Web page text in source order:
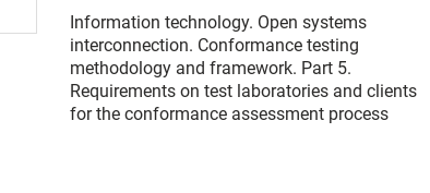
Information technology. Open systems
interconnection. Conformance testing
methodology and framework. Part 5.
Requirements on test laboratories and clients
for the conformance assessment process